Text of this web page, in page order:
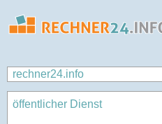
rechner24.info
öffentlicher Dienst